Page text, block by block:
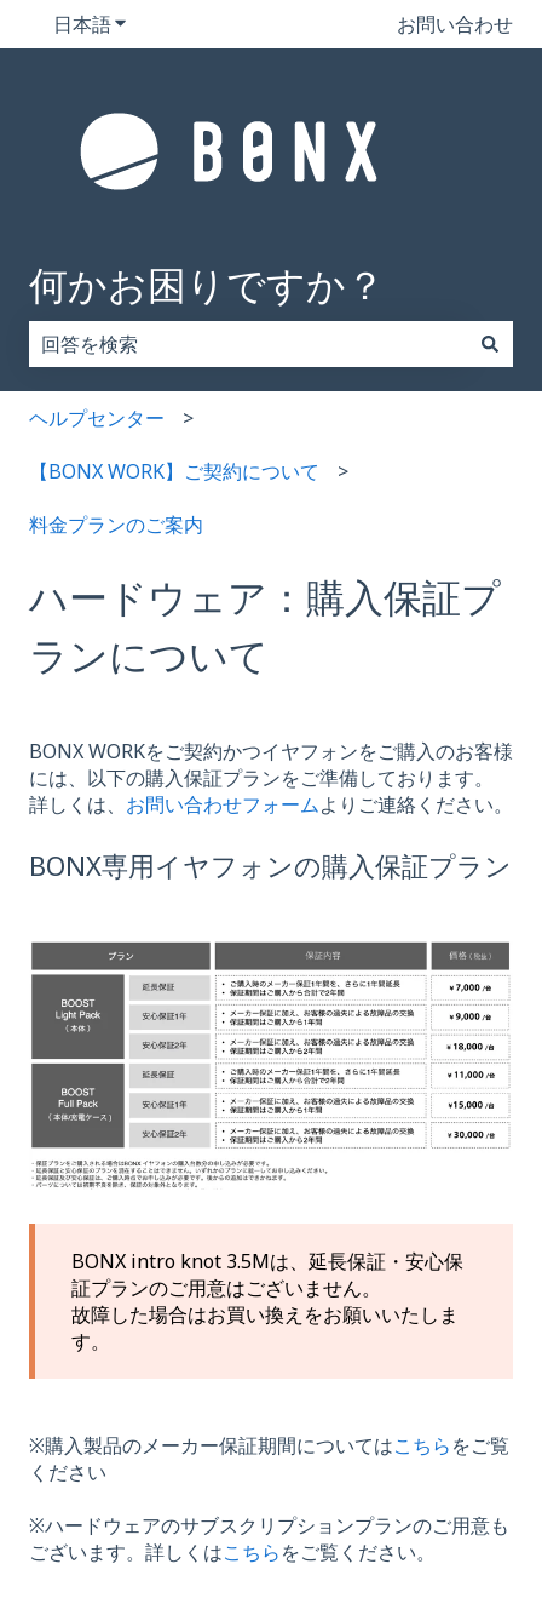
日本語翻訳のサブメニューを表示 お問い合わせ
何かお困りですか？
ヘルプセンター
【BONX WORK】ご契約について
料金プランのご案内
ハードウェア：購入保証プ
ランについて
BONX WORKをご契約かつイヤフォンをご購入のお客様
には、以下の購入保証プランをご準備しております。
詳しくは、 お問い合わせフォームよりご連絡ください。
BONX専用イヤフォンの購入保証プラン
BONX intro knot 3.5Mは、延長保証・安心保
証プランのご用意はございません。
故障した場合はお買い換えをお願いいたしま
す。
※購入製品のメーカー保証期間についてはこちらをご覧
ください
※ハードウェアのサブスクリプションプランのご用意も
ございます。詳しくはこちらをご覧ください。